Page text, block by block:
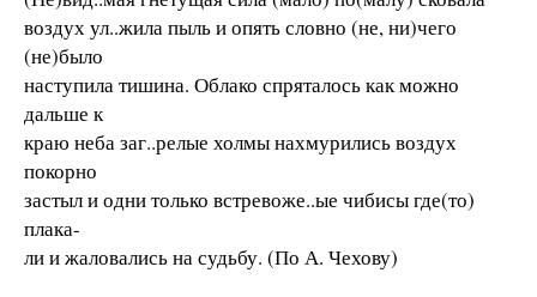
воздух ул..жила пыль и опять словно (не, ни)чего
(не)было
наступила тишина. Облако спряталось как можно
дальше к
краю неба заг..релые холмы нахмурились воздух
покорно
застыл и одни только встревоже..ые чибисы где(то)
плака-
ли и жаловались на судьбу. (По А. Чехову)